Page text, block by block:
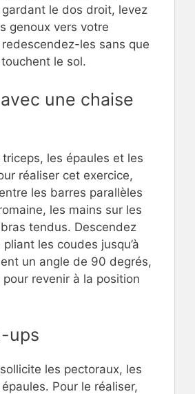
gardant le dos droit, levez
genoux vers votre
les sans que
le sol.
une chaise
les épaules et les
réaliser cet exercice,
les barres parallèles
les mains sur les
tendus. Descendez
les coudes jusqu’à
un angle de 90 degrés,
revenir à la position
ups
les pectoraux, les
Pour le réaliser,